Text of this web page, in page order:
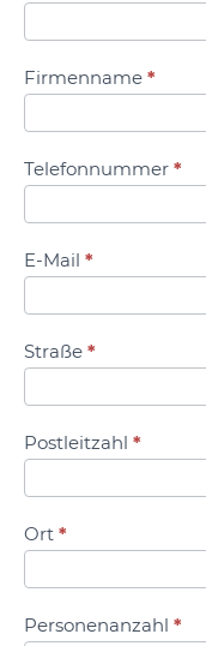
Firmenname *
Telefonnummer *
E-Mail *
Straße *
Postleitzahl *
Ort *
Personenanzahl *